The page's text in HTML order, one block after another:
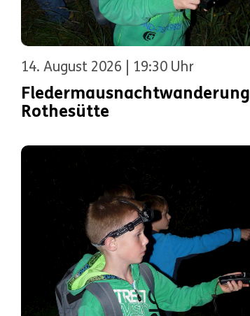
14. August 2026 | 19:30 Uhr
Fledermausnachtwanderung
Rothesütte